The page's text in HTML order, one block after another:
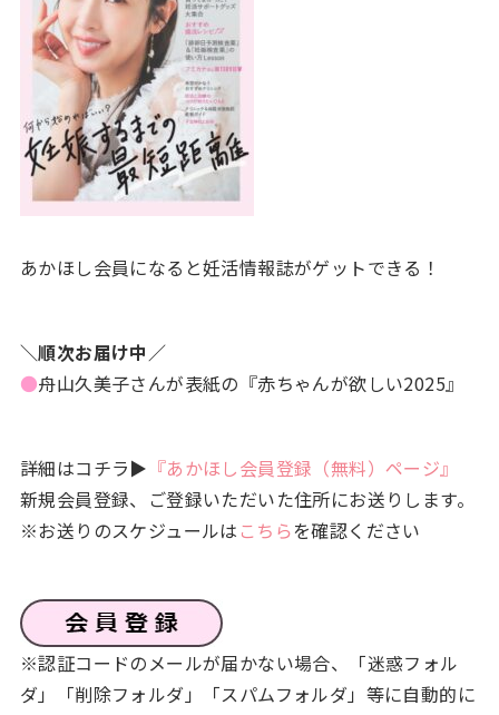
あかほし会員になると妊活情報誌がゲットできる！
＼順次お届け中／
●舟山久美子さんが表紙の『赤ちゃんが欲しい2025』
詳細はコチラ▶ 『あかほし会員登録（無料）ページ』
新規会員登録、ご登録いただいた住所にお送りします。
※お送りのスケジュールは こちらを確認ください
※認証コードのメールが届かない場合、「迷惑フォル
ダ」「削除フォルダ」「スパムフォルダ」等に自動的に